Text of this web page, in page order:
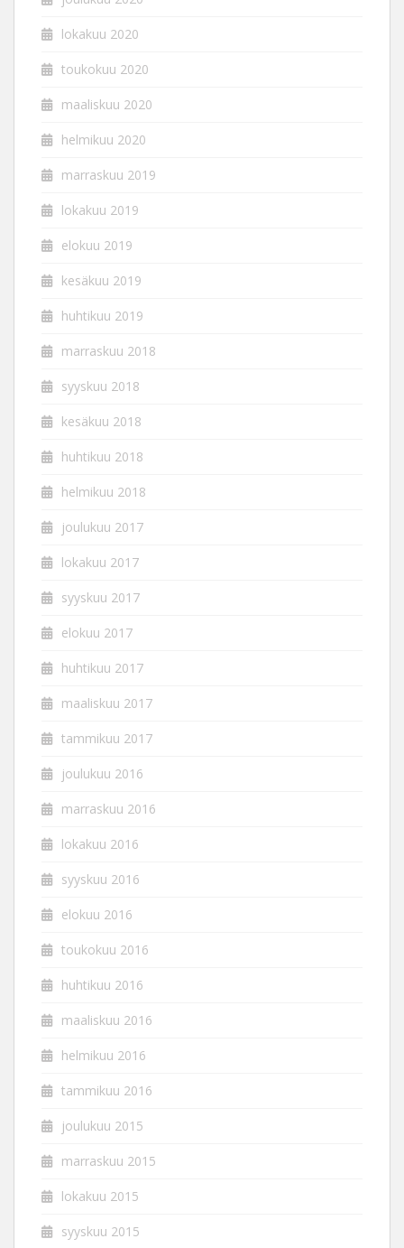
lokakuu 2020
toukokuu 2020
maaliskuu 2020
helmikuu 2020
marraskuu 2019
lokakuu 2019
elokuu 2019
kesäkuu 2019
huhtikuu 2019
marraskuu 2018
syyskuu 2018
kesäkuu 2018
huhtikuu 2018
helmikuu 2018
joulukuu 2017
lokakuu 2017
syyskuu 2017
elokuu 2017
huhtikuu 2017
maaliskuu 2017
tammikuu 2017
joulukuu 2016
marraskuu 2016
lokakuu 2016
syyskuu 2016
elokuu 2016
toukokuu 2016
huhtikuu 2016
maaliskuu 2016
helmikuu 2016
tammikuu 2016
joulukuu 2015
marraskuu 2015
lokakuu 2015
syyskuu 2015